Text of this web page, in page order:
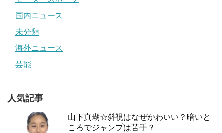
国内ニュース
未分類
海外ニュース
芸能
人気記事
山下真瑚☆斜視はなぜかわいい？暗いと
ころでジャンプは苦手？